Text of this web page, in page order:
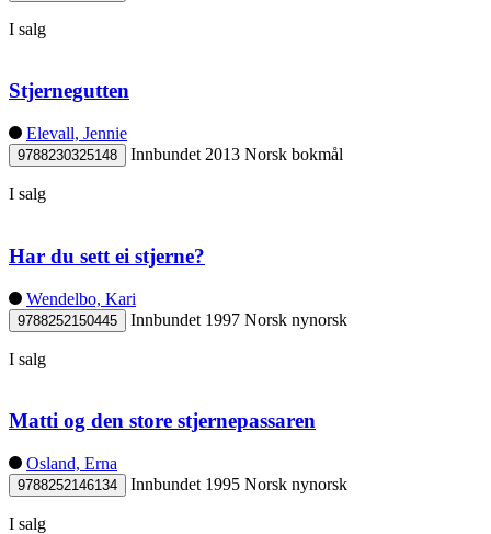
I salg
Stjernegutten
Elevall, Jennie
9788230325148 Innbundet 2013 Norsk bokmål
I salg
Har du sett ei stjerne?
Wendelbo, Kari
9788252150445 Innbundet 1997 Norsk nynorsk
I salg
Matti og den store stjernepassaren
Osland, Erna
9788252146134 Innbundet 1995 Norsk nynorsk
I salg